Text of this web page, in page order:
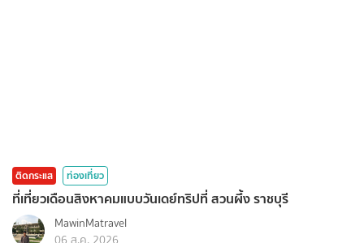
ติดกระแส ท่องเที่ยว
ที่เที่ยวเดือนสิงหาคมแบบวันเดย์ทริปที่ สวนผึ้ง ราชบุรี
MawinMatravel